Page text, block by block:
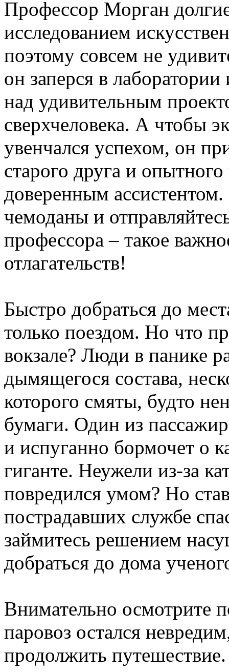
Профессор Морган
исследованием
поэтому совсем не
он заперся в
над удивительным
сверхчеловека. А чтобы
увенчался успехом, он
старого друга и опытного
доверенным
чемоданы и
профессора – такое
отлагательств!
Быстро добраться до
только поездом. Но что
вокзале? Люди в панике
дымящегося состава,
которого смяты, будто
бумаги. Один из
и испуганно бормочет о
гиганте. Неужели из-за
повредился умом? Но
пострадавших службе
займитесь решением
добраться до дома
Внимательно осмотрите
паровоз остался
продолжить